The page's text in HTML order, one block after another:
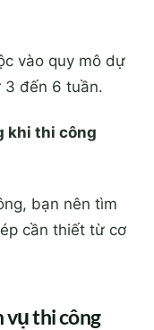
vào quy mô dự
3 đến 6 tuần.
khi thi công
bạn nên tìm
cần thiết từ cơ
vụ thi công